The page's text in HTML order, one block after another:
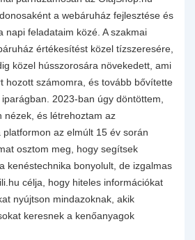
a webáruház fejlesztése és
napi feladataim közé. A szakmai
értékesítést közel tízszeresére,
közel hússzorosára növekedett, ami
hozott számomra, és tovább bővítette
2023-ban úgy döntöttem,
nézek, és létrehoztam az
az elmúlt 15 év során
osztom meg, hogy segítsek
kenéstechnika bonyolult, de izgalmas
célja, hogy hiteles információkat
nyújtson mindazoknak, akik
keresnek a kenőanyagok